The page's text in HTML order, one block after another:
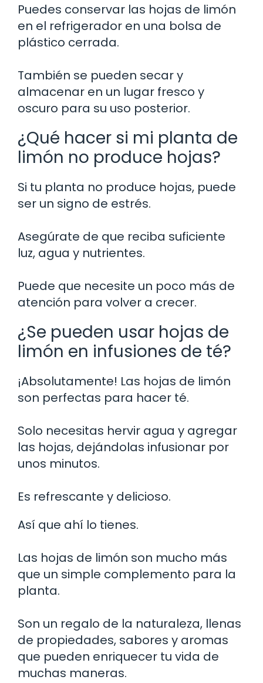
Puedes conservar las hojas de limón
en el refrigerador en una bolsa de
plástico cerrada.
También se pueden secar y
almacenar en un lugar fresco y
oscuro para su uso posterior.
¿Qué hacer si mi planta de
limón no produce hojas?
Si tu planta no produce hojas, puede
ser un signo de estrés.
Asegúrate de que reciba suficiente
luz, agua y nutrientes.
Puede que necesite un poco más de
atención para volver a crecer.
¿Se pueden usar hojas de
limón en infusiones de té?
¡Absolutamente! Las hojas de limón
son perfectas para hacer té.
Solo necesitas hervir agua y agregar
las hojas, dejándolas infusionar por
unos minutos.
Es refrescante y delicioso.
Así que ahí lo tienes.
Las hojas de limón son mucho más
que un simple complemento para la
planta.
Son un regalo de la naturaleza, llenas
de propiedades, sabores y aromas
que pueden enriquecer tu vida de
muchas maneras.